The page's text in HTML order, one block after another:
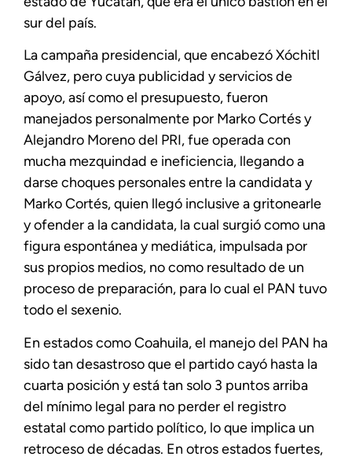
sur del país.
La campaña presidencial, que encabezó Xóchitl
Gálvez, pero cuya publicidad y servicios de
apoyo, así como el presupuesto, fueron
manejados personalmente por Marko Cortés y
Alejandro Moreno del PRI, fue operada con
mucha mezquindad e ineficiencia, llegando a
darse choques personales entre la candidata y
Marko Cortés, quien llegó inclusive a gritonearle
y ofender a la candidata, la cual surgió como una
figura espontánea y mediática, impulsada por
sus propios medios, no como resultado de un
proceso de preparación, para lo cual el PAN tuvo
todo el sexenio.
En estados como Coahuila, el manejo del PAN ha
sido tan desastroso que el partido cayó hasta la
cuarta posición y está tan solo 3 puntos arriba
del mínimo legal para no perder el registro
estatal como partido político, lo que implica un
retroceso de décadas. En otros estados fuertes,